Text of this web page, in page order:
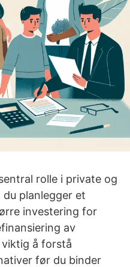
rolle i private og
planlegger et
investering for
av
å forstå
før du binder